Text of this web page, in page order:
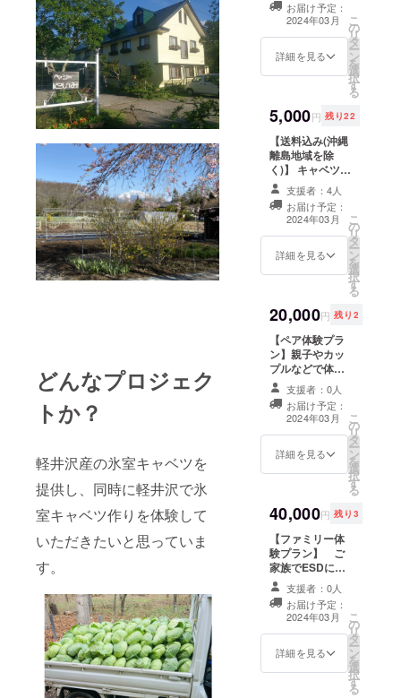
どんなプロジェク
トか？
軽井沢産の氷室キャベツを
提供し、同時に軽井沢で氷
室キャベツ作りを体験して
いただきたいと思っていま
す。
（３〜４玉セッ
ト） ＋ お礼の
メッセージ（支
援証明書つき）
お届け予定：
2024年03月
詳細を見る
こ
の
リ
タ
ー
ン
を
選
択
す
る
5,000円 残り22
【送料込み(沖縄
離島地域を除
く)】 キャベツ
セット（３〜４
玉セット） ＋ お
礼のメッセージ
（支援証明書つ
き）
支援者：4人
お届け予定：
2024年03月
詳細を見る
こ
の
リ
タ
ー
ン
を
選
択
す
る
20,000円 残り2
【ペア体験プラ
ン】親子やカッ
プルなどで体験
したい方（修了
者は受講証明書
つき） 氷室見学
と野菜の取り出
し体験＆食育プ
ログラム（収穫
土産付き）への
参加（２名） ・
日時: 体験日は
2024年3月を目
処に応相談にな
ります（要望が
あれば備考欄に
ご記入くださ
い）。 ・場所:
み 及び 近隣の氷
室（車でご案内
支援者：0人
お届け予定：
2024年03月
詳細を見る
こ
の
リ
タ
ー
ン
を
選
択
す
る
40,000円 残り3
【ファミリー体
験プラン】 ご
家族でESDにつ
いて学んでいた
だけます（修了
者は受講証明書
つき） 子どもの
自由研究・教育
経験に対応した
支援者：0人
お届け予定：
2024年03月
詳細を見る
こ
の
リ
タ
ー
ン
を
選
択
す
る